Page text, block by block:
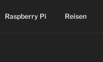
Raspberry Pi Reisen